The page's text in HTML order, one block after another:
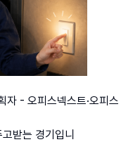
자 - 오피스넥스트·오피스
받는 경기입니